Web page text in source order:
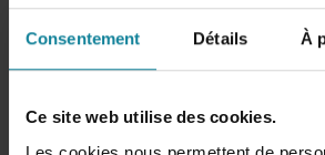
Consentement Détails À
Ce site web utilise des cookies.
En résumé
VoIPCube, c’est bien plus qu’un
C’est unetéléphonie augmentée
adaptée aux usages hybrides